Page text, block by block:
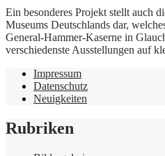
Ein besonderes Projekt stellt auch
Museums Deutschlands dar,
General-Hammer-Kaserne in
verschiedenste Ausstellungen auf
Impressum
Datenschutz
Neuigkeiten
Rubriken